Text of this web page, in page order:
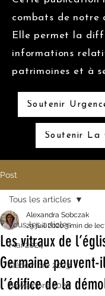
combats de notre
Elle permet la
informations
patrimoines et à
Soutenir
Soutenir La
Post
Tous les articles
Mai 2024
Décembre 2023
Novembre 2023
Tous les articles
Les vitraux de
Germaine peuvent-
l’édifice de la
Alexandra Sobczak
29 juil. 20203 min de